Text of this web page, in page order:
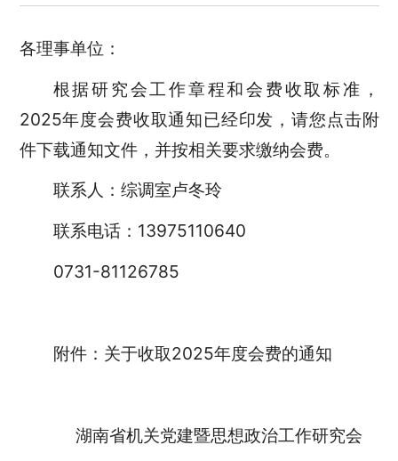
各理事单位：
根据研究会工作章程和会费收取标准，
2025年度会费收取通知已经印发，请您点击附
件下载通知文件，并按相关要求缴纳会费。
联系人：综调室卢冬玲
联系电话： 13975110640
0731-81126785
附件： 关于收取2025年度会费的通知
湖南省机关党建暨思想政治工作研究会